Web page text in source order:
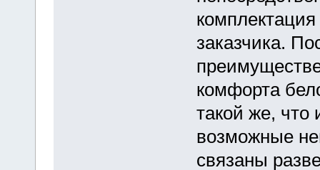
заказчика.
комфорта
такой же, что
возможные
связаны